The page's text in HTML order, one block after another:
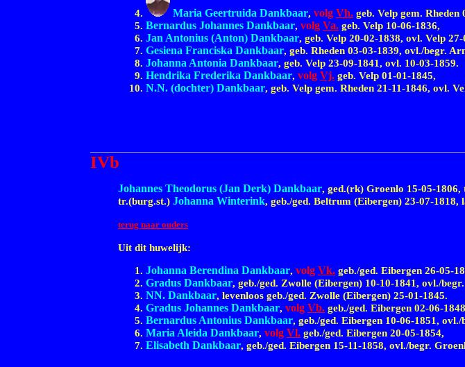
Maria Geertruida Dankbaar, volg Vh. geb. Velp gem. Rheden
Bernardus Johannes Dankbaar, volg Va. geb. Velp 10-06-1836,
Jan Antonius (Anton) Dankbaar, geb. Velp 20-02-1838, ovl. Velp 27-
Gesiena Franciska Dankbaar, geb. Rheden 03-03-1839, ovl./begr.
Johanna Antonia Dankbaar, geb. Velp 23-09-1841, ovl. 10-03-1859.
Hendrika Frederika Dankbaar, volg Vj. geb. Velp 01-01-1845,
N.N. (dochter) Dankbaar, geb. Velp gem. Rheden 21-11-1846, ovl.
IVb
Johannes Theodorus (Jan Derk) Dankbaar, ged.(rk) Groenlo 15-05-1806,
tr.(burg.st.) Johanna Winterink, geb./ged. Beltrum (Eibergen) 23-07-1818,
terug naar ouders
Uit dit huwelijk:
Johanna Berendina Dankbaar, volg Vk. geb./ged. Eibergen 26-05-
Gradus Dankbaar, geb./ged. Zwolle (Eibergen) 10-10-1841, ovl./
NN. Dankbaar, levenloos geb./ged. Zwolle (Eibergen) 25-01-1845.
Gradus Johannes Dankbaar, volg Vb. geb./ged. Eibergen 02-06-
Bernardus Antonius Dankbaar, geb./ged. Eibergen 10-06-1851, ovl./
Maria Aleida Dankbaar, volg Vl. geb./ged. Eibergen 20-05-1854,
Elisabeth Dankbaar, geb./ged. Eibergen 15-11-1858, ovl./begr.